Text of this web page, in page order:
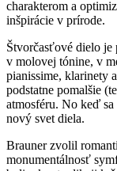
charakterom a
inšpirácie v prírode.
Štvorčasťové dielo je
v molovej tónine, v
pianissime, klarinety
podstatne pomalšie
atmosféru. No keď
nový svet diela.
Brauner zvolil
monumentálnosť